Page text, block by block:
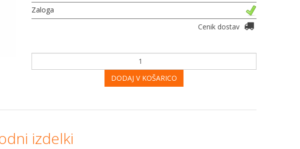
Zaloga
Cenik dostav
DODAJ V KOŠARICO
izdelki